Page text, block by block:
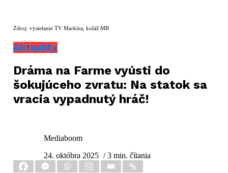
Zdroj: vysielanie TV Markíza, koláž MB
Aktuality
Dráma na Farme vyústi do
šokujúceho zvratu: Na statok sa
vracia vypadnutý hráč!
Mediaboom
24. októbra 2025 / 3 min. čítania